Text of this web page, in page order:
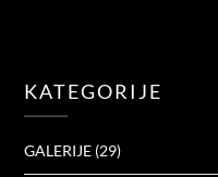
KATEGORIJE
GALERIJE (29)